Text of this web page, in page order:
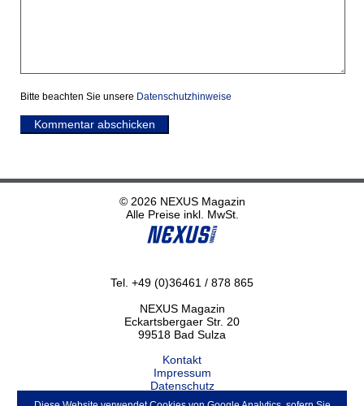
Bitte beachten Sie unsere Datenschutzhinweise
Kommentar abschicken
© 2026 NEXUS Magazin
Alle Preise inkl. MwSt.
Tel. +49 (0)36461 / 878 865
NEXUS Magazin
Eckartsbergaer Str. 20
99518 Bad Sulza
Kontakt
Impressum
Datenschutz
Haftungsausschluss